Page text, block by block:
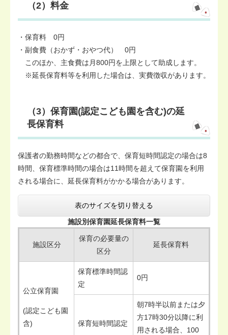
（2）料金
・保育料 0円
・副食費（おかず・おやつ代） 0円
このほか、主食費は月800円を上限として助成します。
※延長保育料等を利用した場合は、実費徴収があります。
（3）保育園(認定こども園を含む)の延
長保育料
保護者の勤務時間などの都合で、保育短時間認定の場合は8
時間、保育標準時間の場合は11時間を超えて保育園を利用
される場合に、延長保育料がかかる場合があります。
表のサイズを切り替える
施設区分
保育の必要量の
区分
延長保育料
施設別保育園延長保育料一覧
公立保育園
(認定こども園
含)
保育標準時間認
定
0円
保育短時間認定
朝7時半以前または夕
方17時30分以降に利
用される場合、100